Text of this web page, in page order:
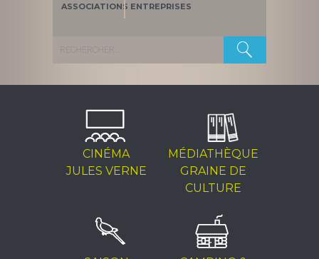
ASSOCIATIONS ENTREPRISES
Rechercher :
CINÉMA
JULES VERNE
MÉDIATHÈQUE
GRAINE DE
CULTURE